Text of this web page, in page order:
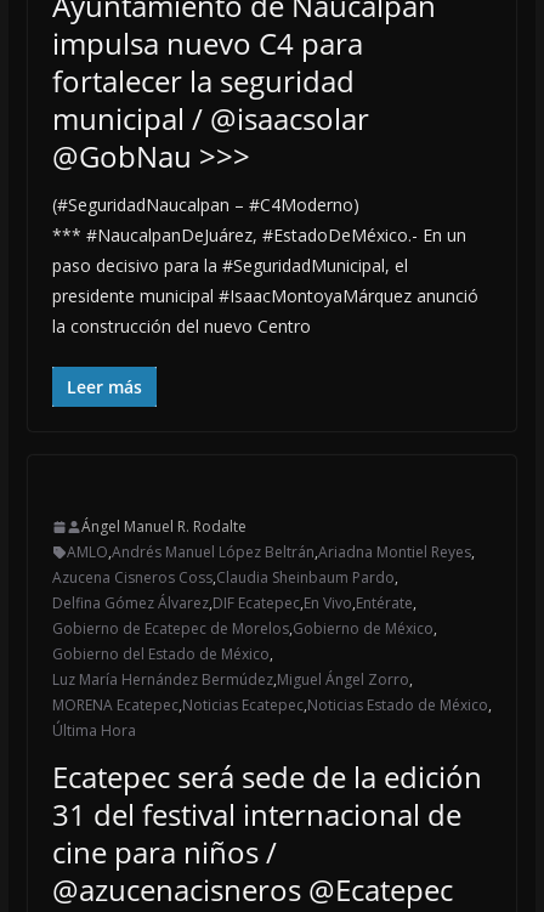
impulsa nuevo C4 para
fortalecer la seguridad
municipal / @isaacsolar
@GobNau >>>
(#SeguridadNaucalpan – #C4Moderno)
*** #NaucalpanDeJuárez, #EstadoDeMéxico.- En un
paso decisivo para la #SeguridadMunicipal, el
presidente municipal #IsaacMontoyaMárquez anunció
la construcción del nuevo Centro
Leer más
Ángel Manuel R. Rodalte
AMLO,Andrés Manuel López Beltrán,Ariadna Montiel Reyes,
Azucena Cisneros Coss,Claudia Sheinbaum Pardo,
Delfina Gómez Álvarez,DIF Ecatepec,En Vivo,Entérate,
Gobierno de Ecatepec de Morelos,Gobierno de México,
Gobierno del Estado de México,
Luz María Hernández Bermúdez,Miguel Ángel Zorro,
MORENA Ecatepec,Noticias Ecatepec,Noticias Estado de México,
Última Hora
Ecatepec será sede de la edición
31 del festival internacional de
cine para niños /
@azucenacisneros @Ecatepec